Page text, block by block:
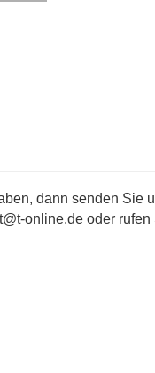
dann senden Sie
online.de oder